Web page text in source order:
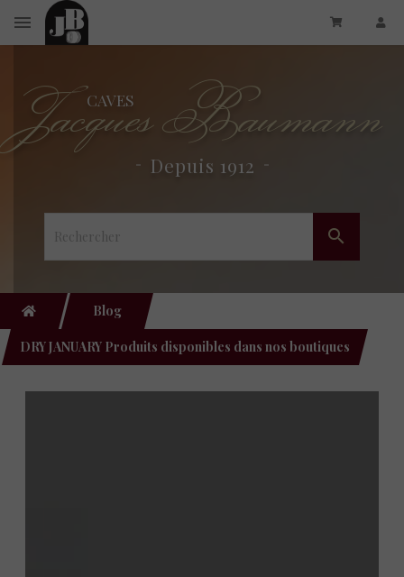
CAVES
Jacques Baumann
Depuis 1912

Blog
DRY JANUARY Produits disponibles dans nos boutiques